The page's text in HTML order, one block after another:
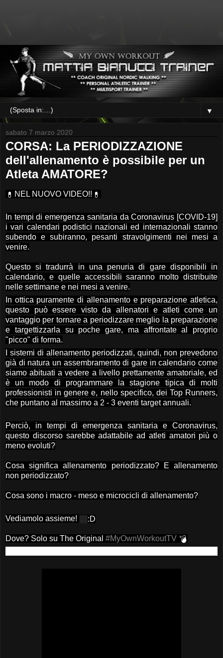
▼
sabato 7 marzo 2020
CORSA: La PERIODIZZAZIONE
dell'allenamento è possibile per un
Atleta AMATORE?
💊 NEL NUOVO VIDEO!! 💊
In tempi di emergenza sanitaria da Coronavirus [COVID-19]
i vari calendari podistici nazionali ed internazionali stanno
subendo e subiranno, pesanti stravolgimenti nei mesi a
venire.
Questo si tradurrà in una penuria di gare disponibili in
calendario, e quelle accessibili saranno molto distribuite
nelle settimane e nei mesi a venire.
In ottica puramente di allenamento e preparazione atletica,
questo può essere visto da allenatori e atleti come un
vantaggio per tornare a periodizzare meglio la preparazione
e targettizzarla su poche gare, ma affrontate al proprio
"picco" di forma.
I sistemi di allenamento periodizzati, quindi, non prevedono
già di natura un assembramento di gare in calendario come
siamo abituati a vedere a livello prettamente amatoriale, ed
è un modo di programmare la stagione tipica di molti
professionisti in genere e, nello specifico, dei Top Runners,
che puntano al massimo a 2 - 3 eventi target annuali.
Perciò, in tempi di emergenza sanitaria e Coronavirus,
questo discorso sarebbe adattabile ad atleti amatori più o
meno evoluti?
Cosa significa allenamento periodizzato? E allenamento
non periodizzato?
Cosa sono i macro - meso e microcicli di allenamento?
Vediamolo assieme! :D
Dove? Solo su The Original #MyOwnWorkoutTV 💣